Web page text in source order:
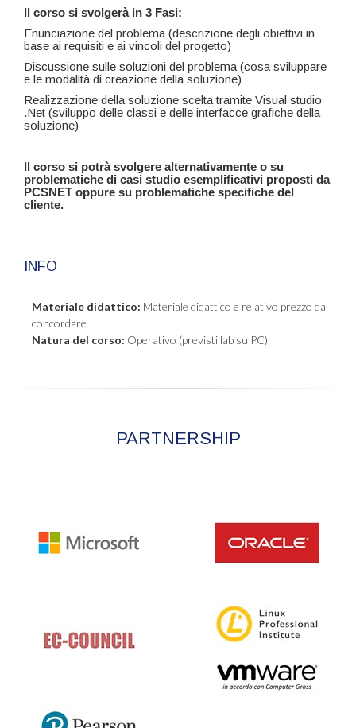
Il corso si svolgerà in 3 Fasi:
Enunciazione del problema (descrizione degli obiettivi in
base ai requisiti e ai vincoli del progetto)
Discussione sulle soluzioni del problema (cosa sviluppare
e le modalità di creazione della soluzione)
Realizzazione della soluzione scelta tramite Visual studio
.Net (sviluppo delle classi e delle interfacce grafiche della
soluzione)
Il corso si potrà svolgere alternativamente o su
problematiche di casi studio esemplificativi proposti da
PCSNET oppure su problematiche specifiche del
cliente.
INFO
Materiale didattico: Materiale didattico e relativo prezzo da
concordare
Natura del corso: Operativo (previsti lab su PC)
PARTNERSHIP